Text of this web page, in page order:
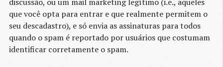
discussão, ou um mail marketing legítimo (i.e., aqueles
que você opta para entrar e que realmente permitem o
seu descadastro), e só envia as assinaturas para todos
quando o spam é reportado por usuários que costumam
identificar corretamente o spam.